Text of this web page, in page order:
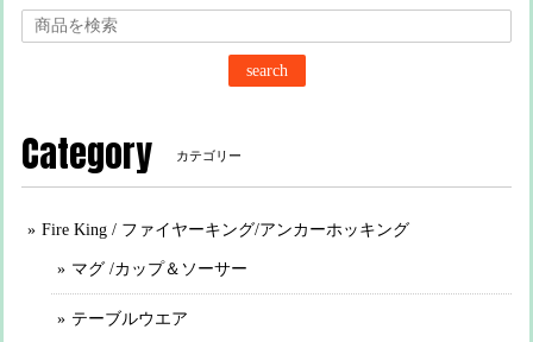
search
Category カテゴリー
Fire King / ファイヤーキング/アンカーホッキング
マグ /カップ＆ソーサー
テーブルウエア